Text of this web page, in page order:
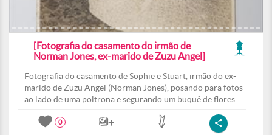
[Fotografia do casamento do irmão de
Norman Jones, ex-marido de Zuzu Angel]
Fotografia do casamento de Sophie e Stuart, irmão do ex-
marido de Zuzu Angel (Norman Jones), posando para fotos
ao lado de uma poltrona e segurando um buquê de flores.
0